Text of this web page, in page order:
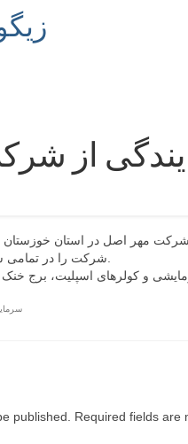
از
مهر اصل در استان
published. Required fields are